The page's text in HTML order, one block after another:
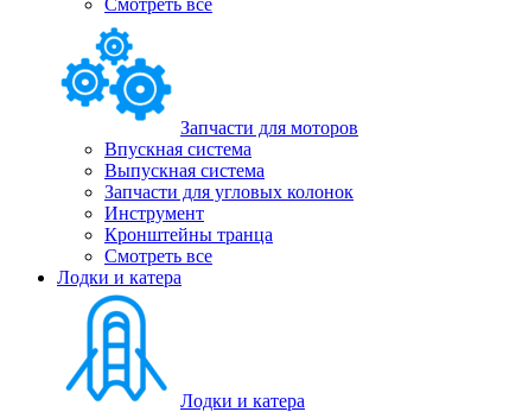
Смотреть все
Запчасти для моторов
Впускная система
Выпускная система
Запчасти для угловых колонок
Инструмент
Кронштейны транца
Смотреть все
Лодки и катера
Лодки и катера